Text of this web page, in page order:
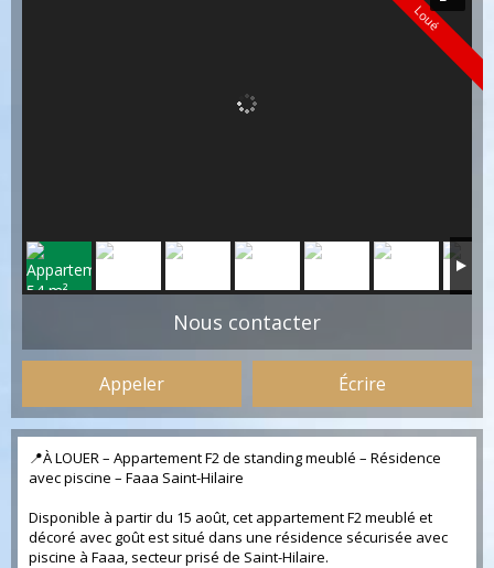
Loué
Nous contacter
Appeler Écrire
📍À LOUER – Appartement F2 de standing meublé – Résidence
avec piscine – Faaa Saint-Hilaire
Disponible à partir du 15 août, cet appartement F2 meublé et
décoré avec goût est situé dans une résidence sécurisée avec
piscine à Faaa, secteur prisé de Saint-Hilaire.